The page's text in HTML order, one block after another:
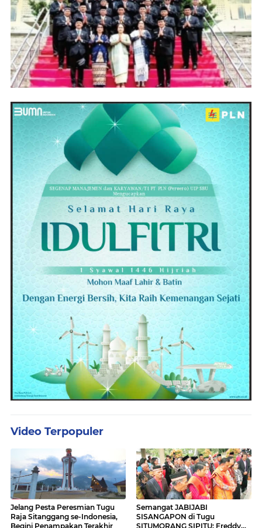
Video Terpopuler
Jelang Pesta Peresmian Tugu
Raja Sitanggang se-Indonesia,
Begini Penampakan Terakhir
Semangat JABIJABI
SISANGAPON di Tugu
SITUMORANG SIPITU: Freddy